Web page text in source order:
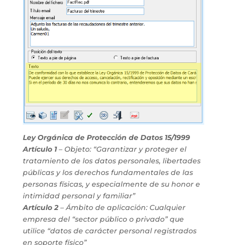
Ley Orgánica de Protección de Datos 15/1999
Artículo 1– Objeto: “Garantizar y proteger el
tratamiento de los datos personales, libertades
públicas y los derechos fundamentales de las
personas físicas, y especialmente de su honor e
intimidad personal y familiar”
Artículo 2– Ámbito de aplicación: Cualquier
empresa del “sector público o privado” que
utilice “datos de carácter personal registrados
en soporte físico”